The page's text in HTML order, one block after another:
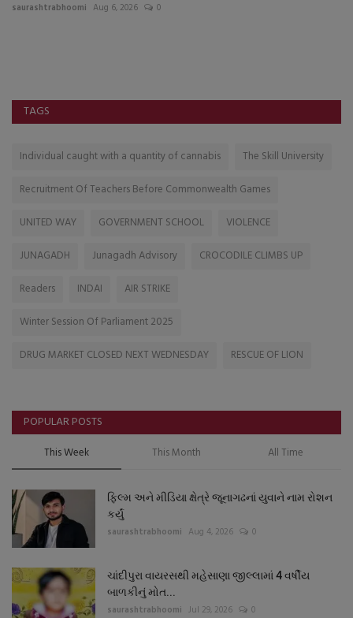
saurashtrabhoomi Aug 6, 2026 0
TAGS
Individual caught with a quantity of cannabis
The Skill University
Recruitment Of Teachers Before Commonwealth Games
UNITED WAY
GOVERNMENT SCHOOL
VIOLENCE
JUNAGADH
Junagadh Advisory
CROCODILE CLIMBS UP
Readers
INDAI
AIR STRIKE
Winter Session Of Parliament 2025
DRUG MARKET CLOSED NEXT WEDNESDAY
RESCUE OF LION
POPULAR POSTS
This Week This Month All Time
ફિલ્મ અને મીડિયા ક્ષેત્રે જૂનાગઢનાં યુવાને નામ રોશન
કર્યું
saurashtrabhoomi Aug 4, 2026 0
ચાંદીપુરા વાયરસથી મહેસાણા જીલ્લામાં 4 વર્ષીય
બાળકીનું મોત...
saurashtrabhoomi Jul 29, 2026 0